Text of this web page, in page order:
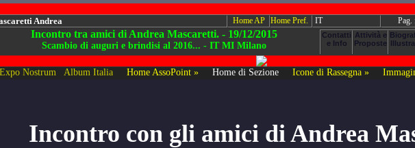
Andrea Home AP Home Pref. IT Pag.
Incontro tra amici di Andrea Mascaretti. - 19/12/2015
Scambio di auguri e brindisi al 2016... - IT MI Milano
Expo Nostrum Album Italia Home AssoPoint » Home di Sezione Icone di Rassegna »
Incontro con gli amici di Andrea